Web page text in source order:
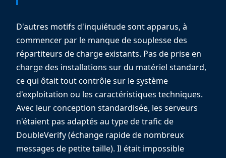
D'autres motifs d'inquiétude sont apparus, à
commencer par le manque de souplesse des
répartiteurs de charge existants. Pas de prise en
charge des installations sur du matériel standard,
ce qui ôtait tout contrôle sur le système
d'exploitation ou les caractéristiques techniques.
Avec leur conception standardisée, les serveurs
n'étaient pas adaptés au type de trafic de
DoubleVerify (échange rapide de nombreux
messages de petite taille). Il était impossible